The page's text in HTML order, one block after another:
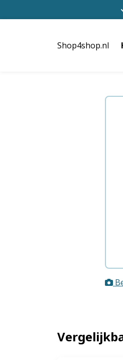
Shop4shop.nl